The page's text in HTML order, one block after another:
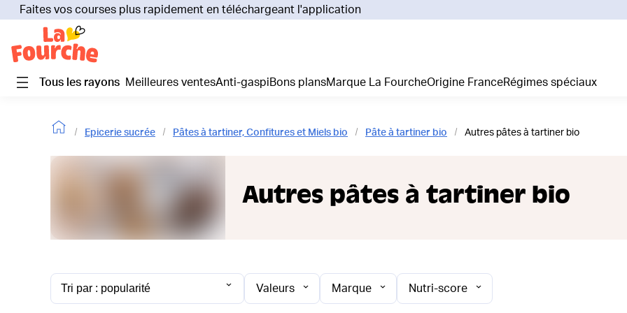
Faites vos courses plus rapidement en téléchargeant l'application
Tous les rayons Meilleures ventes Anti-gaspi Bons plans Marque La Fourche Origine France Régimes spéciaux
Epicerie sucrée Pâtes à tartiner, Confitures et Miels bio Pâte à tartiner bio Autres pâtes à tartiner bio
Autres pâtes à tartiner bio
Valeurs Marque Nutri-score